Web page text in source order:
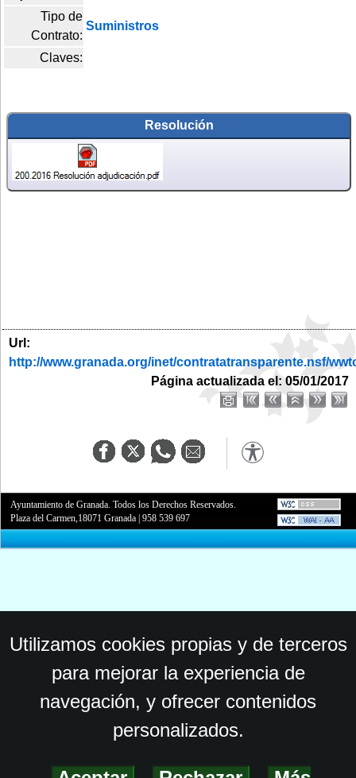
Tipo de
Contrato:
Suministros
Claves:
Resolución
Url:
http://www.granada.org/inet/contratatransparente.nsf/
Página actualizada el: 05/01/2017
Ayuntamiento de Granada. Todos los Derechos Reservados.
Plaza del Carmen,18071 Granada |958 539 697
Utilizamos cookies propias y de terceros
para mejorar la experiencia de
navegación, y ofrecer contenidos
personalizados.